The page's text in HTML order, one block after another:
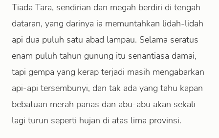
Tiada Tara, sendirian dan megah berdiri di tengah
dataran, yang darinya ia memuntahkan lidah-lidah
api dua puluh satu abad lampau. Selama seratus
enam puluh tahun gunung itu senantiasa damai,
tapi gempa yang kerap terjadi masih mengabarkan
api-api tersembunyi, dan tak ada yang tahu kapan
bebatuan merah panas dan abu-abu akan sekali
lagi turun seperti hujan di atas lima provinsi.